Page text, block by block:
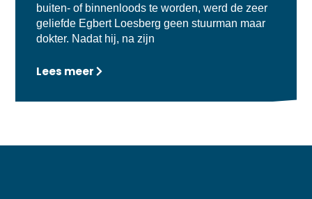
buiten- of binnenloods te worden, werd de zeer
geliefde Egbert Loesberg geen stuurman maar
dokter. Nadat hij, na zijn
Lees meer